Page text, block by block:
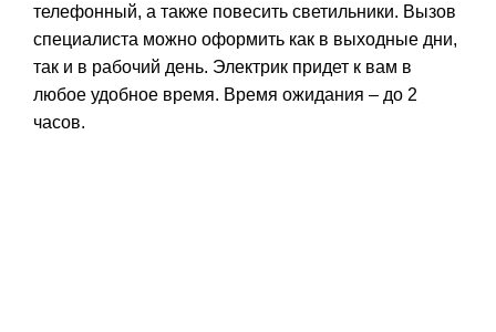
телефонный, а также повесить светильники. Вызов
специалиста можно оформить как в выходные дни,
так и в рабочий день. Электрик придет к вам в
любое удобное время. Время ожидания – до 2
часов.